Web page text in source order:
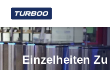
Einzelheiten